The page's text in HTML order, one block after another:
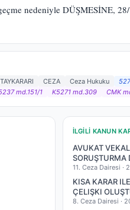
nedeniyle DÜŞMESİNE,
CEZA Ceza Hukuku
md.151/1 K5271 md.309 CMK
İLGILI KANUN
AVUKAT
SORUŞTURMA
11. Ceza Dairesi ·
KISA KARAR
ÇELIŞKI
8. Ceza Dairesi ·